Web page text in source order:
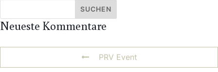
Neueste Kommentare
PRV Event